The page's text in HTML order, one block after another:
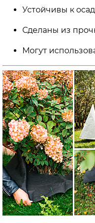
Устойчивы к
Сделаны из
Могут